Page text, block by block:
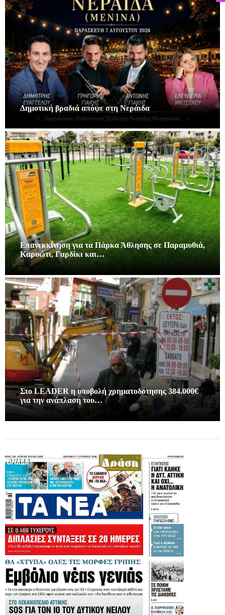
Δημοτική βραδιά απόψε στη Νεράιδα
Επανεκκίνηση για τα Πάρκα Άθλησης σε Παραμυθιά,
Καρυώτι, Γαρδίκι και…
Στο LEADER η υποβολή χρηματοδοτησης 384.000€
για την ανάπλαση του…